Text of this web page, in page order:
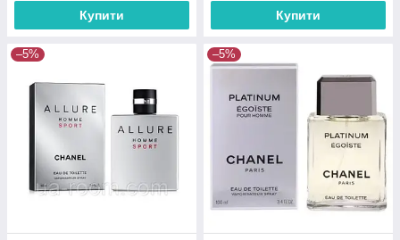
Купити Купити
–5% –5%